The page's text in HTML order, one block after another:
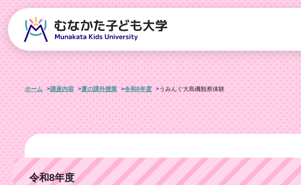
ホーム 講座内容 夏の課外授業 令和8年度 うみんぐ大島磯観察体験
令和8年度